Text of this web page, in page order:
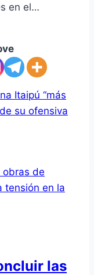
en el…
Itaipú “más
su ofensiva
las